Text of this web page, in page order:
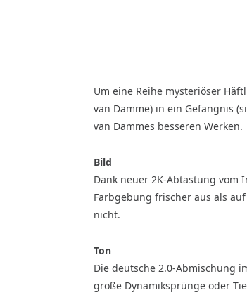
Um eine Reihe mysteriöser
van Damme) in ein Gefängnis
van Dammes besseren Werken.
Bild
Dank neuer 2K-Abtastung vom
Farbgebung frischer aus als
nicht.
Ton
Die deutsche 2.0-Abmischung
große Dynamiksprünge oder